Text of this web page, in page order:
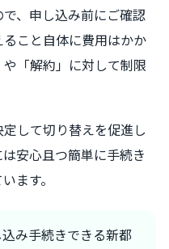
、申し込み前にご確認
こと自体に費用はかか
「解約」に対して制限
して切り替えを促進し
安心且つ簡単に手続き
ます。
み手続きできる新都